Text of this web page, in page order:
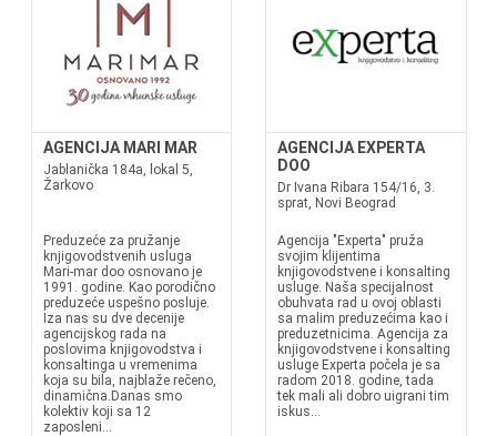
AGENCIJA MARI MAR
Jablanička 184a, lokal 5,
Žarkovo
Preduzeće za pružanje
knjigovodstvenih usluga
Mari-mar doo osnovano je
1991. godine. Kao porodično
preduzeće uspešno posluje.
Iza nas su dve decenije
agencijskog rada na
poslovima knjigovodstva i
konsaltinga u vremenima
koja su bila, najblaže rečeno,
dinamična.Danas smo
kolektiv koji sa 12
zaposleni...
AGENCIJA EXPERTA
DOO
Dr Ivana Ribara 154/16, 3.
sprat, Novi Beograd
Agencija "Experta" pruža
svojim klijentima
knjigovodstvene i konsalting
usluge. Naša specijalnost
obuhvata rad u ovoj oblasti
sa malim preduzećima kao i
preduzetnicima. Agencija za
knjigovodstvene i konsalting
usluge Experta počela je sa
radom 2018. godine, tada
tek mali ali dobro uigrani tim
iskus...